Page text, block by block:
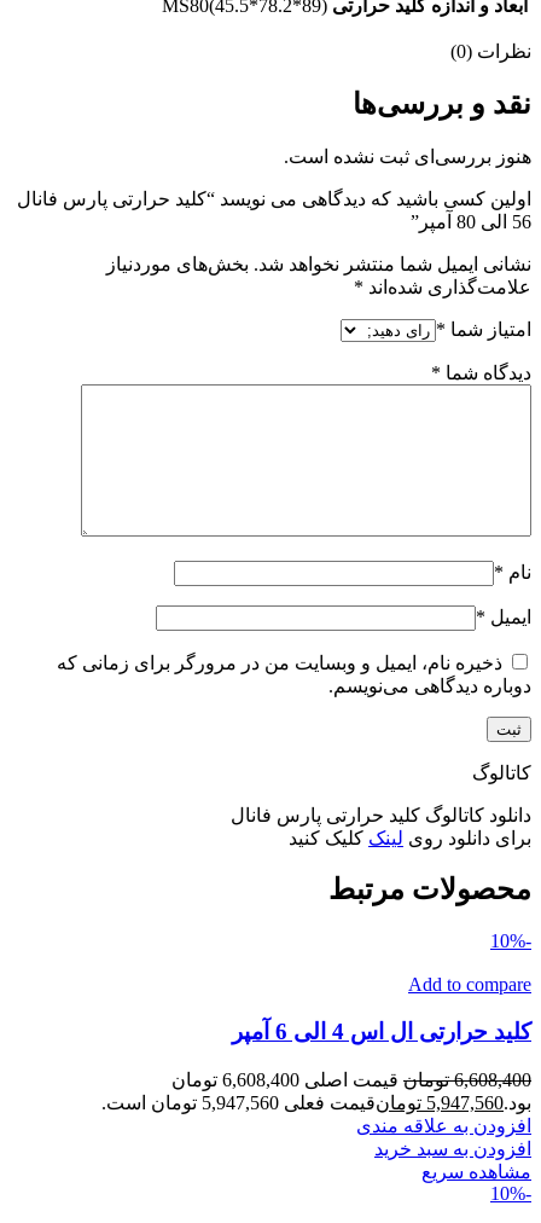
ابعاد و اندازه کلید حرارتی MS80(45.5*78.2*89)
نظرات (0)
نقد و بررسی‌ها
هنوز بررسی‌ای ثبت نشده است.
اولین کسی باشید که دیدگاهی می نویسد “کلید حرارتی پارس فانال
56 الی 80 آمپر”
نشانی ایمیل شما منتشر نخواهد شد. بخش‌های موردنیاز
علامت‌گذاری شده‌اند *
امتیاز شما *
دیدگاه شما *
نام *
ایمیل *
ذخیره نام، ایمیل و وبسایت من در مرورگر برای زمانی که
دوباره دیدگاهی می‌نویسم.
کاتالوگ
دانلود کاتالوگ کلید حرارتی پارس فانال
برای دانلود روی لینک کلیک کنید
محصولات مرتبط
-10%
Add to compare
کلید حرارتی ال اس 4 الی 6 آمپر
6,608,400 تومان
قیمت اصلی 6,608,400 تومان
بود.5,947,560 تومانقیمت فعلی 5,947,560 تومان است.
افزودن به علاقه مندی
افزودن به سبد خرید
مشاهده سریع
-10%